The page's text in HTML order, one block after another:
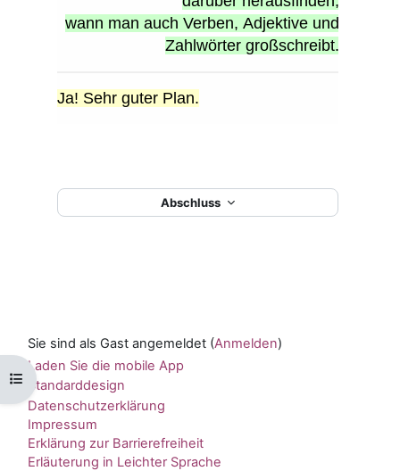
Kursindex öffnen
Abschluss
Sie sind als Gast angemeldet (Anmelden)
Laden Sie die mobile App
Standarddesign
Datenschutzerklärung
Impressum
Erklärung zur Barrierefreiheit
Erläuterung in Leichter Sprache